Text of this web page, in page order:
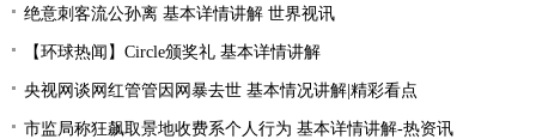
绝意刺客流公孙离 基本详情讲解 世界视讯
【环球热闻】Circle颁奖礼 基本详情讲解
央视网谈网红管管因网暴去世 基本情况讲解|精彩看点
市监局称狂飙取景地收费系个人行为 基本详情讲解-热资讯